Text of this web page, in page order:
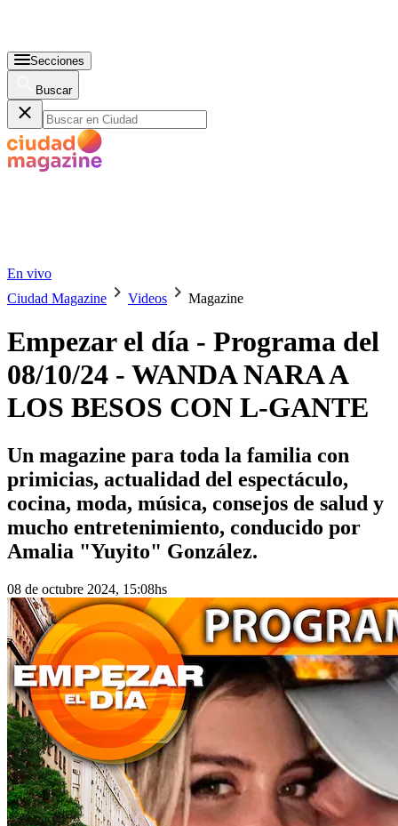
Secciones
Buscar
En vivo
Ciudad Magazine
Videos Magazine
Empezar el día - Programa del
08/10/24 - WANDA NARA A
LOS BESOS CON L-GANTE
Un magazine para toda la familia con
primicias, actualidad del espectáculo,
cocina, moda, música, consejos de salud y
mucho entretenimiento, conducido por
Amalia "Yuyito" González.
08 de octubre 2024, 15:08hs